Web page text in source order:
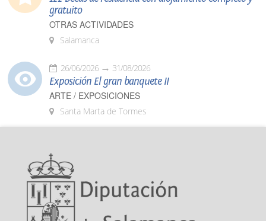
gratuito
OTRAS ACTIVIDADES
Salamanca
26/06/2026 31/08/2026
Exposición El gran banquete II
ARTE / EXPOSICIONES
Santa Marta de Tormes